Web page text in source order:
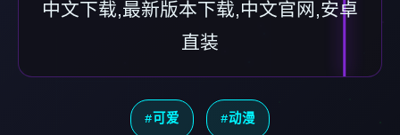
中文下载,最新版本下载,中文官网,安卓
直装
#可爱 #动漫